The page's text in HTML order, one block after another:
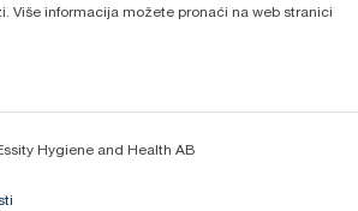
Više informacija možete pronaći na web stranici
Hygiene and Health AB